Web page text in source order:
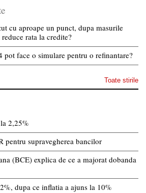
cu aproape un punct, dupa masurile
rata la credite?
face o simulare pentru o refinantare?
Toate stirile
2,25%
pentru supravegherea bancilor
(BCE) explica de ce a majorat dobanda
dupa ce inflatia a ajuns la 10%